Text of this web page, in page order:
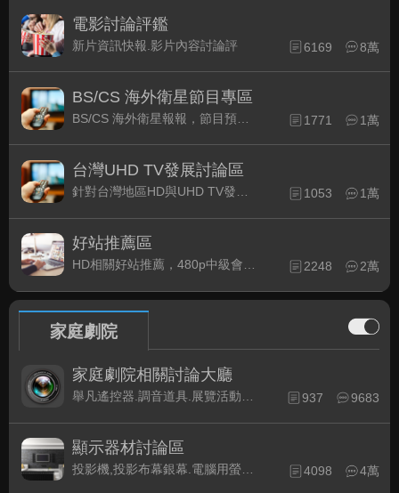
電影討論評鑑
新片資訊快報.影片內容討論評 6169 8萬
BS/CS 海外衛星節目專區
1771 1萬
台灣UHD TV發展討論區
1053 1萬
好站推薦區
HD相關好站推薦，480p中級會員以上限定 2248 2萬
家庭劇院
家庭劇院相關討論大廳
937 9683
顯示器材討論區
4098 4萬